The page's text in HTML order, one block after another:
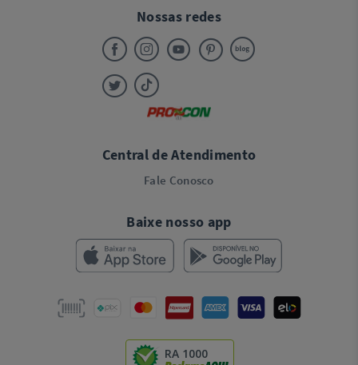
Nossas redes
Central de Atendimento
Fale Conosco
Baixe nosso app
RA 1000